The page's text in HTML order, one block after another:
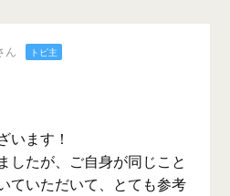
ん トピ主
います！
したが、ご自身が同じこと
ていただいて、とても参考